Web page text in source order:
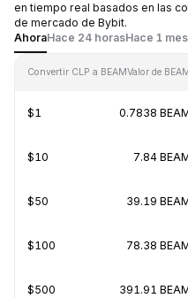
en tiempo real basados en las
de mercado de Bybit.
AhoraHace 24 horasHace 1 mes
Convertir CLP a BEAMValor de
$1 0.7838
$10 7.84
$50 39.19
$100 78.38
$500 391.91